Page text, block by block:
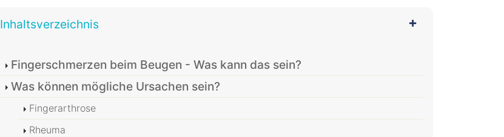
Inhaltsverzeichnis
Fingerschmerzen beim Beugen - Was kann das sein?
Was können mögliche Ursachen sein?
Fingerarthrose
Rheuma